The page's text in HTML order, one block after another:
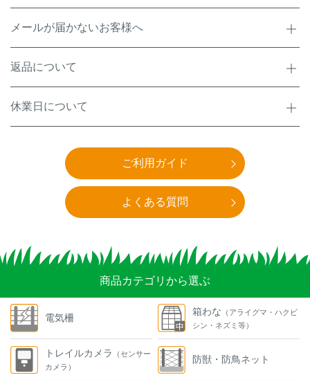
メールが届かないお客様へ
返品について
休業日について
ご利用ガイド
よくある質問
商品カテゴリから選ぶ
電気柵
トレイルカメラ
（センサー
カメラ）
箱わな （アライグマ・ハクビ
シン・ネズミ等）
防獣・防鳥ネット